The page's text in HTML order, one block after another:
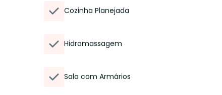
Cozinha Planejada
Hidromassagem
Sala com Armários